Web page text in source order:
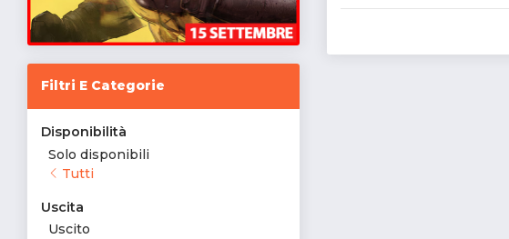
Filtri E Categorie
Disponibilità
Solo disponibili
Tutti
Uscita
Uscito